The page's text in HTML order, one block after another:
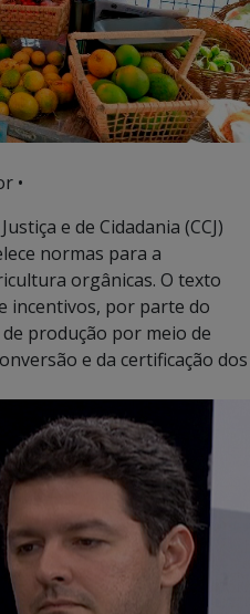
•
e de Cidadania (CCJ)
normas para a
orgânicas. O texto
incentivos, por parte do
produção por meio de
e da certificação dos